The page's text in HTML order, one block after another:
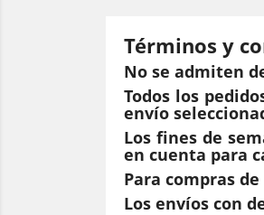
Términos y
No se admiten
Todos los
envío
Los fines de
en cuenta para
Para compras
Los envíos con